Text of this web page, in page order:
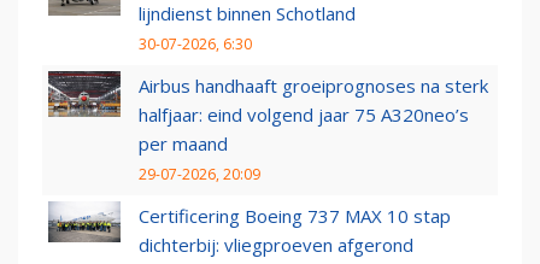
lijndienst binnen Schotland
30-07-2026, 6:30
Airbus handhaaft groeiprognoses na sterk
halfjaar: eind volgend jaar 75 A320neo’s
per maand
29-07-2026, 20:09
Certificering Boeing 737 MAX 10 stap
dichterbij: vliegproeven afgerond